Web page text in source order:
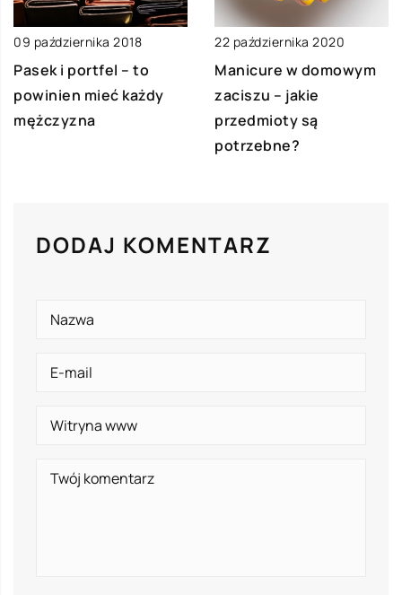
09 października 2018
Pasek i portfel – to
powinien mieć każdy
mężczyzna
22 października 2020
Manicure w domowym
zaciszu – jakie
przedmioty są
potrzebne?
DODAJ KOMENTARZ